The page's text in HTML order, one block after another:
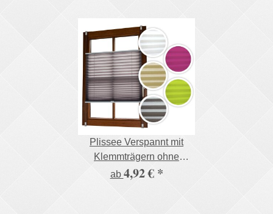
Plissee Verspannt mit
Klemmträgern ohne
Bohren Faltrollo
ab 4,92 € *